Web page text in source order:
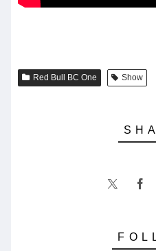
Red Bull BC One Show